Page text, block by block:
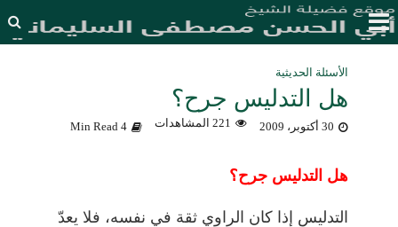
الأسئلة الحديثية
هل التدليس جرح؟
30 أكتوبر، 2009 221 المشاهدات 4 Min Read
هل التدليس جرح؟
التدليس إذا كان الراوي ثقة في نفسه، فلا يعدّ